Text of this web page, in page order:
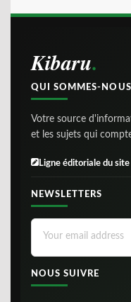
Kibaru
QUI SOMMES-
Votre source
et les sujets qui
Ligne éditoriale du site
NEWSLETTERS
NOUS SUIVRE